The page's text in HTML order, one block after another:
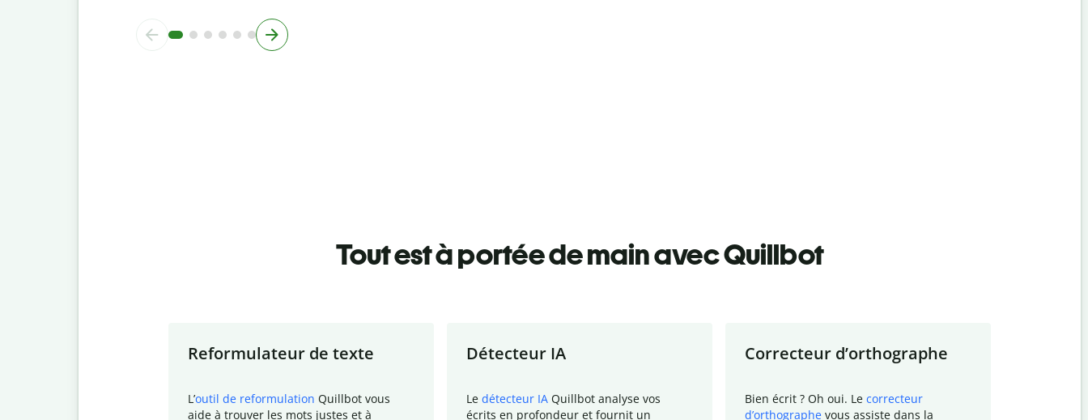
Tout est à portée de main avec Quillbot
Reformulateur de texte
L ’outil de reformulation Quillbot vous
aide à trouver les mots justes et à
Détecteur IA
Le détecteur IA Quillbot analyse vos
écrits en profondeur et fournit un
Correcteur d’orthographe
Bien écrit ? Oh oui. Le correcteur
d’orthographe vous assiste dans la